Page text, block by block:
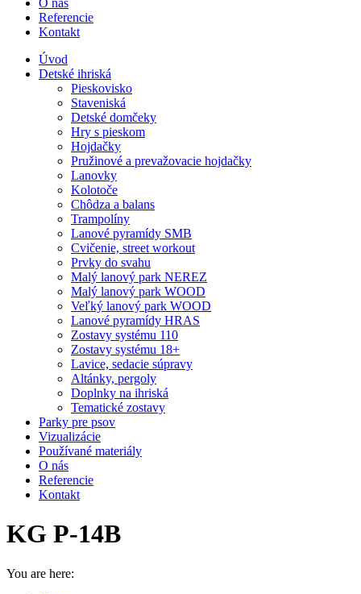
O nás
Referencie
Kontakt
Úvod
Detské ihriská
Pieskovisko
Staveniská
Detské domčeky
Hry s pieskom
Hojdačky
Pružinové a prevažovacie hojdačky
Lanovky
Kolotoče
Chôdza a balans
Trampolíny
Lanové pyramídy SMB
Cvičenie, street workout
Prvky do svahu
Malý lanový park NEREZ
Malý lanový park WOOD
Veľký lanový park WOOD
Lanové pyramídy HRAS
Zostavy systému 110
Zostavy systému 18+
Lavice, sedacie súpravy
Altánky, pergoly
Doplnky na ihriská
Tematické zostavy
Parky pre psov
Vizualizácie
Používané materiály
O nás
Referencie
Kontakt
KG P-14B
You are here: